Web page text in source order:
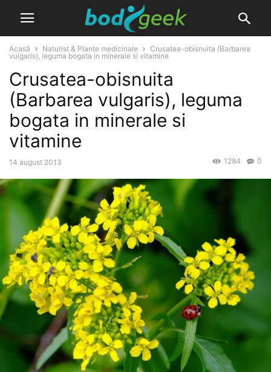
Acasă Naturist & Plante medicinale
Crusatea-obisnuita (Barbarea
vulgaris), leguma bogata in minerale si vitamine
Crusatea-obisnuita
(Barbarea vulgaris), leguma
bogata in minerale si
vitamine
14 august 2013 0
1284